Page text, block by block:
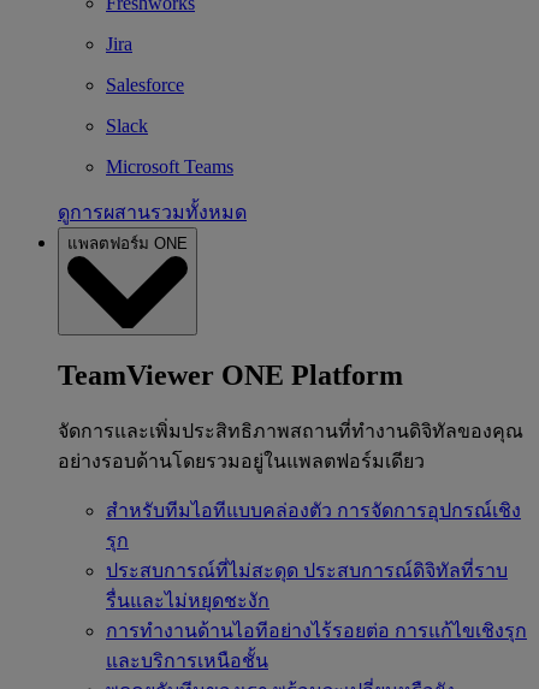
Jira
Salesforce
Slack
Microsoft Teams
ดูการผสานรวมทั้งหมด
แพลตฟอร์ม ONE
TeamViewer ONE Platform
จัดการและเพิ่มประสิทธิภาพสถานที่ทำงานดิจิทัลของคุณ
อย่างรอบด้านโดยรวมอยู่ในแพลตฟอร์มเดียว
สำหรับทีมไอทีแบบคล่องตัว การจัดการอุปกรณ์เชิง
รุก
ประสบการณ์ที่ไม่สะดุด ประสบการณ์ดิจิทัลที่ราบ
รื่นและไม่หยุดชะงัก
การทำงานด้านไอทีอย่างไร้รอยต่อ การแก้ไขเชิงรุก
และบริการเหนือชั้น